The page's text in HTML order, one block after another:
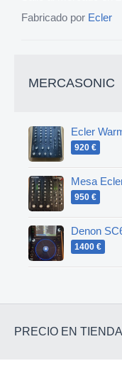
Fabricado por Ecler
MERCASONIC
Ecler
920 €
Mesa
950 €
Denon
1400 €
PRECIO EN